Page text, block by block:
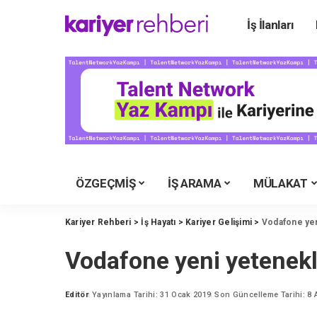
İş İlanları
ÖZGEÇMİŞ İŞ ARAMA MÜLAKAT
Kariyer Rehberi > İş Hayatı > Kariyer Gelişimi > Vodafone
Vodafone yeni
Posted
Editör Yayınlama Tarihi: 31 Ocak 2019 Son Güncelleme Tarihi: 8